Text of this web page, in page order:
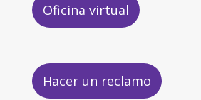
Oficina virtual
Hacer un reclamo